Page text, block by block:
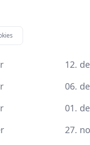
12.
06.
01.
27.